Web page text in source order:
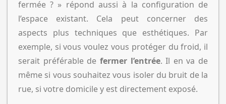
fermée ? » répond aussi à la configuration de
l’espace existant. Cela peut concerner des
aspects plus techniques que esthétiques. Par
exemple, si vous voulez vous protéger du froid, il
serait préférable de fermer l’entrée. Il en va de
même si vous souhaitez vous isoler du bruit de la
rue, si votre domicile y est directement exposé.